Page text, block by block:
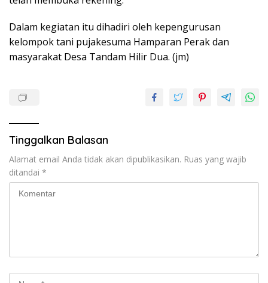
Dalam kegiatan itu dihadiri oleh kepengurusan
kelompok tani pujakesuma Hamparan Perak dan
masyarakat Desa Tandam Hilir Dua. (jm)
Tinggalkan Balasan
Alamat email Anda tidak akan dipublikasikan. Ruas yang wajib
ditandai *